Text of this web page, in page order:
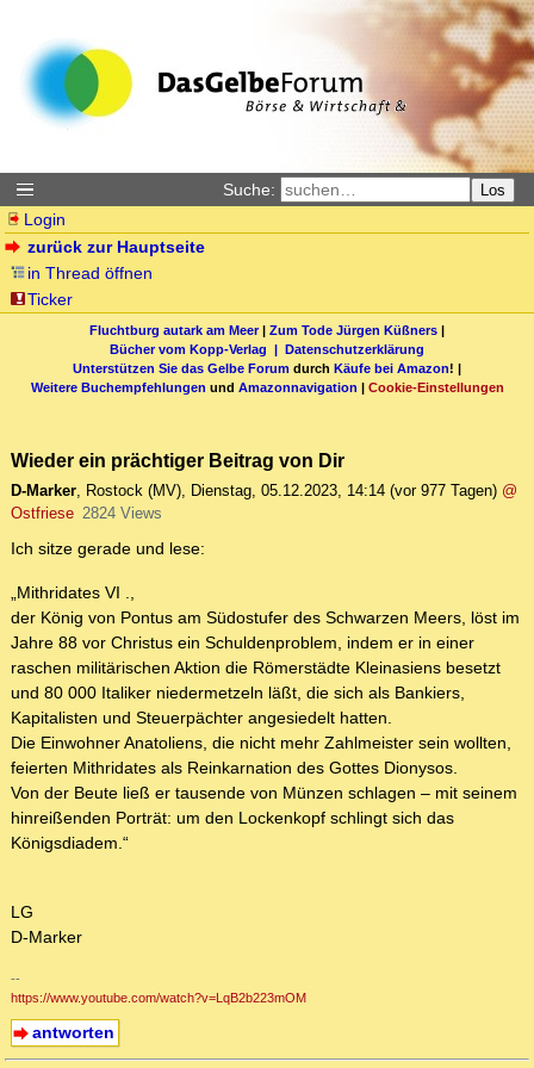
Suche: Los
Login
zurück zur Hauptseite
in Thread öffnen
Ticker
Fluchtburg autark am Meer| Zum Tode Jürgen Küßners |
Bücher vom Kopp-Verlag | Datenschutzerklärung
Unterstützen Sie das Gelbe Forum durch Käufe bei Amazon! |
Weitere Buchempfehlungen und Amazonnavigation | Cookie-Einstellungen
Wieder ein prächtiger Beitrag von Dir
D-Marker, Rostock (MV), Dienstag, 05.12.2023, 14:14 (vor 977 Tagen) @
Ostfriese 2824 Views
Ich sitze gerade und lese:
„Mithridates VI .,
der König von Pontus am Südostufer des Schwarzen Meers, löst im
Jahre 88 vor Christus ein Schuldenproblem, indem er in einer
raschen militärischen Aktion die Römerstädte Kleinasiens besetzt
und 80 000 Italiker niedermetzeln läßt, die sich als Bankiers,
Kapitalisten und Steuerpächter angesiedelt hatten.
Die Einwohner Anatoliens, die nicht mehr Zahlmeister sein wollten,
feierten Mithridates als Reinkarnation des Gottes Dionysos.
Von der Beute ließ er tausende von Münzen schlagen – mit seinem
hinreißenden Porträt: um den Lockenkopf schlingt sich das
Königsdiadem.“
LG
D-Marker
--
https://www.youtube.com/watch?v=LqB2b223mOM
antworten